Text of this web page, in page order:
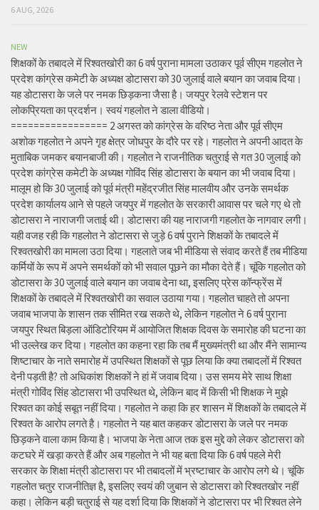
6 AUG, 2026
NEW
शिक्षकों के तबादले में रिश्वतखोरी का 6 वर्ष पुराना मामला उठाकर पूर्व सीएम गहलोत ने
प्रदेश कांग्रेस कमेटी के अध्यक्ष डोटासरा को 30 जुलाई वाले बयान का जवाब दिया।
यह डोटासरा के जले पर नमक छिड़कना जैसा है। जयपुर रेलवे स्टेशन पर
लोकप्रियता का प्रदर्शन। स्वयं गहलोत ने डाला वीडियो।
================= 2 अगस्त को कांग्रेस के वरिष्ठ नेता और पूर्व सीएम
अशोक गहलोत ने अपने गृह क्षेत्र जोधपुर के दौरे पर रहे। गहलोत ने अपनी आदत के
मुताबिक जमकर बयानबाजी की। गहलोत ने राजनीतिक चतुराई से गत 30 जुलाई को
प्रदेश कांग्रेस कमेटी के अध्यक्ष गोविंद सिंह डोटासरा के बयान का भी जवाब दिया।
मालूम हो कि 30 जुलाई को पूर्व मंत्री महेंद्रजीत सिंह मालवीय और उनके समर्थक
प्रदेश कार्यालय आने से पहले जयपुर में गहलोत के सरकारी आवास पर चले गए थे तो
डोटासरा ने नाराजगी जताई थी। डोटासरा की यह नाराजगी गहलोत के नागवार लगी।
यही वजह रही कि गहलोत ने डोटासरा से जुड़े 6 वर्ष पुराने शिक्षकों के तबादले में
रिश्वतखोरी का मामला उठा दिया। गहलाते जब भी मीडिया से संवाद करते हैं तब मीडिया
कर्मियों के रूप में अपने समर्थकों को भी सवाल पूछने का मौका देते हैं। चूंकि गहलोत को
डोटासरा के 30 जुलाई वाले बयान का जवाब देना था, इसलिए प्रेस कॉन्फ्रेंस में
शिक्षकों के तबादले में रिश्वतखोरी का सवाल उठाया गया। गहलोत चाहते तो अपना
जवाब भाजपा के शासन तक सीमित रख सकते थे, लेकिन गहलोत ने 6 वर्ष पुराना
जयपुर स्थित बिड़ला ऑडिटोरियम में आयोजित शिक्षक दिवस के समारोह की घटना का
भी उल्लेख कर दिया। गहलोत का कहना रहा कि तब मैं मुख्यमंत्री था और मैंने सामान्य
शिष्टाचार के नाते समारोह में उपस्थित शिक्षकों से पूछ लिया कि क्या तबादलों में रिश्वत
देनी पड़ती है? तो अधिकांश शिक्षकों ने हां में जवाब दिया। उस समय मेरे साथ शिक्षा
मंत्री गोविंद सिंह डोटासरा भी उपस्थित थे, लेकिन बाद में किसी भी शिक्षक ने मुझे
रिश्वत का कोई सबूत नहीं दिया। गहलोत ने कहा कि हर शासन में शिक्षकों के तबादले में
रिश्वत के आरोप लगते है। गहलोत ने यह बात कहकर डोटासरा के जले पर नमक
छिड़कने वाला काम किया है। भाजपा के नेता आज तक इस मुद्दे को लेकर डोटासरा को
कटघरे में खड़ा करते हैं और अब गहलोत ने भी यह बता दिया कि 6 वर्ष पहले मेरी
सरकार के शिक्षा मंत्री डोटासरा पर भी तबादलों में भ्रष्टाचार के आरोप लगे थे। चूंकि
गहलोत चतुर राजनीतिज्ञ है, इसलिए स्वयं की जुबान से डोटासरा को रिश्वतखोर नहीं
कहा। लेकिन बड़ी चतुराई से यह दर्शा दिया कि शिक्षकों ने डोटासरा पर भी रिश्वत लेने